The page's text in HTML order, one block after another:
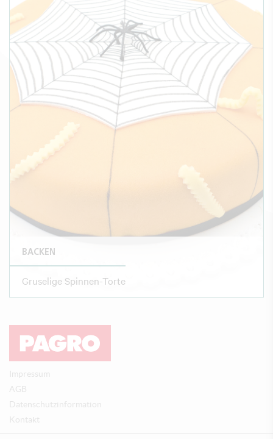
BACKEN
Gruselige Spinnen-Torte
Impressum
AGB
Datenschutzinformation
Kontakt